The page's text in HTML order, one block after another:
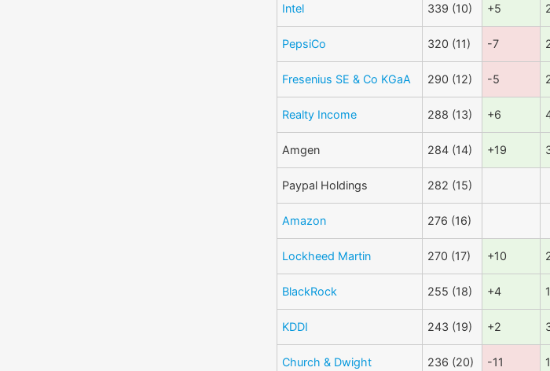
Intel 339 (10) +5
PepsiCo 320 (11) -7
Fresenius SE & Co KGaA 290 (12) -5
Realty Income 288 (13) +6
Amgen 284 (14) +19
Paypal Holdings 282 (15)
Amazon 276 (16)
Lockheed Martin 270 (17) +10
BlackRock 255 (18) +4
KDDI 243 (19) +2
Church & Dwight 236 (20) -11